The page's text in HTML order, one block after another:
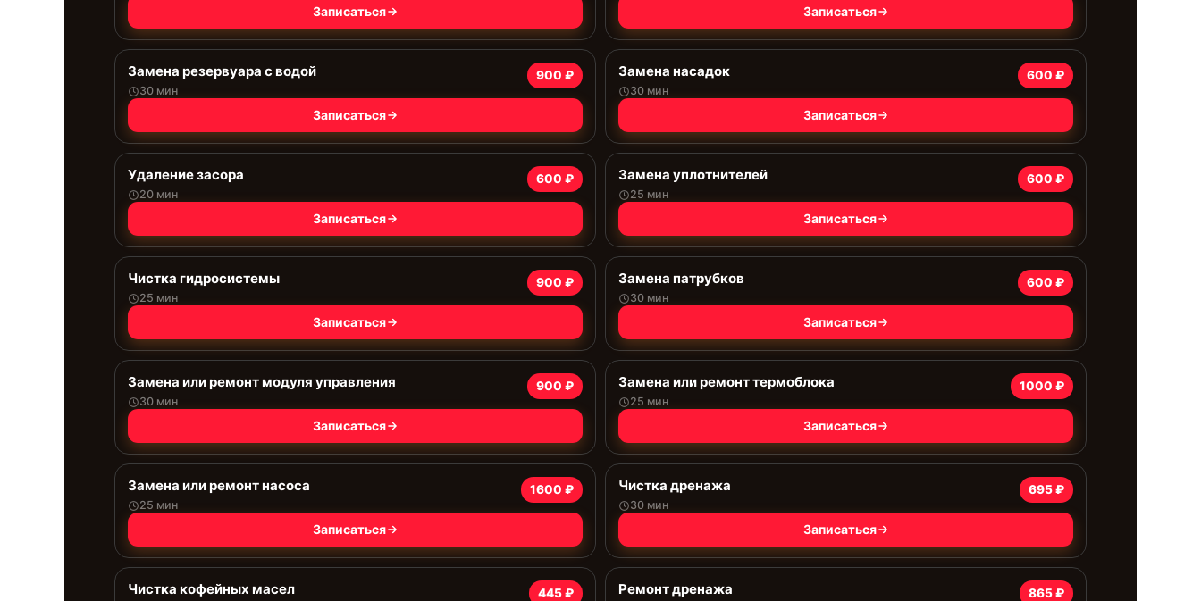
Записаться Записаться
Замена резервуара с водой
30 мин
900 ₽
Записаться
Замена насадок
30 мин
600 ₽
Записаться
Удаление засора
20 мин
600 ₽
Записаться
Замена уплотнителей
25 мин
600 ₽
Записаться
Чистка гидросистемы
25 мин
900 ₽
Записаться
Замена патрубков
30 мин
600 ₽
Записаться
Замена или ремонт модуля управления
30 мин
900 ₽
Записаться
Замена или ремонт термоблока
25 мин
1000 ₽
Записаться
Замена или ремонт насоса
25 мин
1600 ₽
Записаться
Чистка дренажа
30 мин
695 ₽
Записаться
Чистка кофейных масел 445 ₽ Ремонт дренажа 865 ₽